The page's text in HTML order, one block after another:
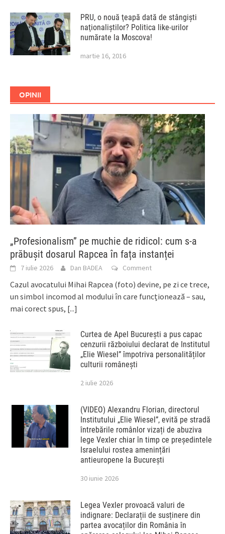
PRU, o nouă ţeapă dată de stângişti
naţionaliştilor? Politica like-urilor
numărate la Moscova!
martie 16, 2016
OPINII
„Profesionalism” pe muchie de ridicol: cum s-a
prăbușit dosarul Rapcea în fața instanței
7 iulie 2026 Dan BADEA Comment
Cazul avocatului Mihai Rapcea (foto) devine, pe zi ce trece,
un simbol incomod al modului în care funcționează – sau,
mai corect spus, [...]
Curtea de Apel București a pus capac
cenzurii războiului declarat de Institutul
„Elie Wiesel” împotriva personalităților
culturii românești
2 iulie 2026
(VIDEO) Alexandru Florian, directorul
Institutului „Elie Wiesel”, evită pe stradă
întrebările românlor vizați de abuziva
lege Vexler chiar în timp ce președintele
Israelului rostea amenințări
antieuropene la București
30 iunie 2026
Legea Vexler provoacă valuri de
indignare: Declarații de susținere din
partea avocaților din România în